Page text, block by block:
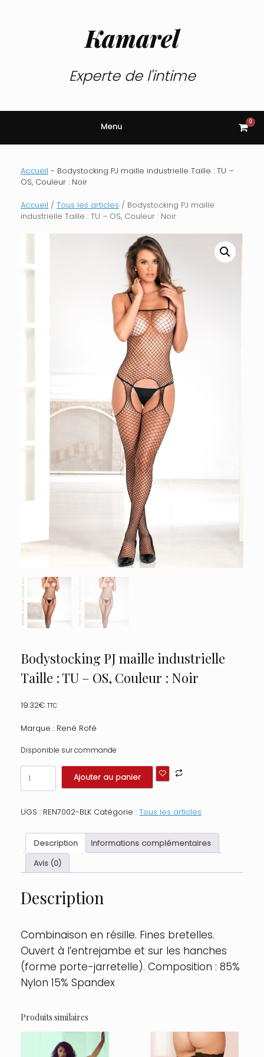
Kamarel
Experte de l'intime
Menu View
cart
0
Accueil - Bodystocking PJ maille industrielle Taille : TU –
OS, Couleur : Noir
Accueil / Tous les articles / Bodystocking PJ maille
industrielle Taille : TU – OS, Couleur : Noir
Bodystocking PJ maille industrielle
Taille : TU – OS, Couleur : Noir
19.32€ TTC
Marque : René Rofé
Disponible sur commande
de
Bodystocking
maille
Taille
-
Couleur
:
Ajouter au panier
UGS : REN7002-BLK Catégorie : Tous les articles
Description
Informations complémentaires
Avis (0)
Description
Combinaison en résille. Fines bretelles.
Ouvert à l’entrejambe et sur les hanches
(forme porte-jarretelle). Composition : 85%
Nylon 15% Spandex
Produits similaires